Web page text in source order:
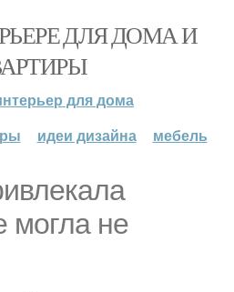
ДЛЯ ДОМА И
для дома
идеи дизайна мебель
могла не